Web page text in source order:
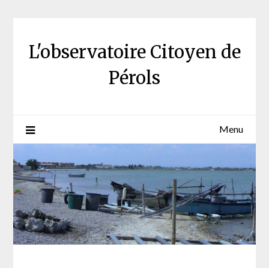
L'observatoire Citoyen de
Pérols
Menu